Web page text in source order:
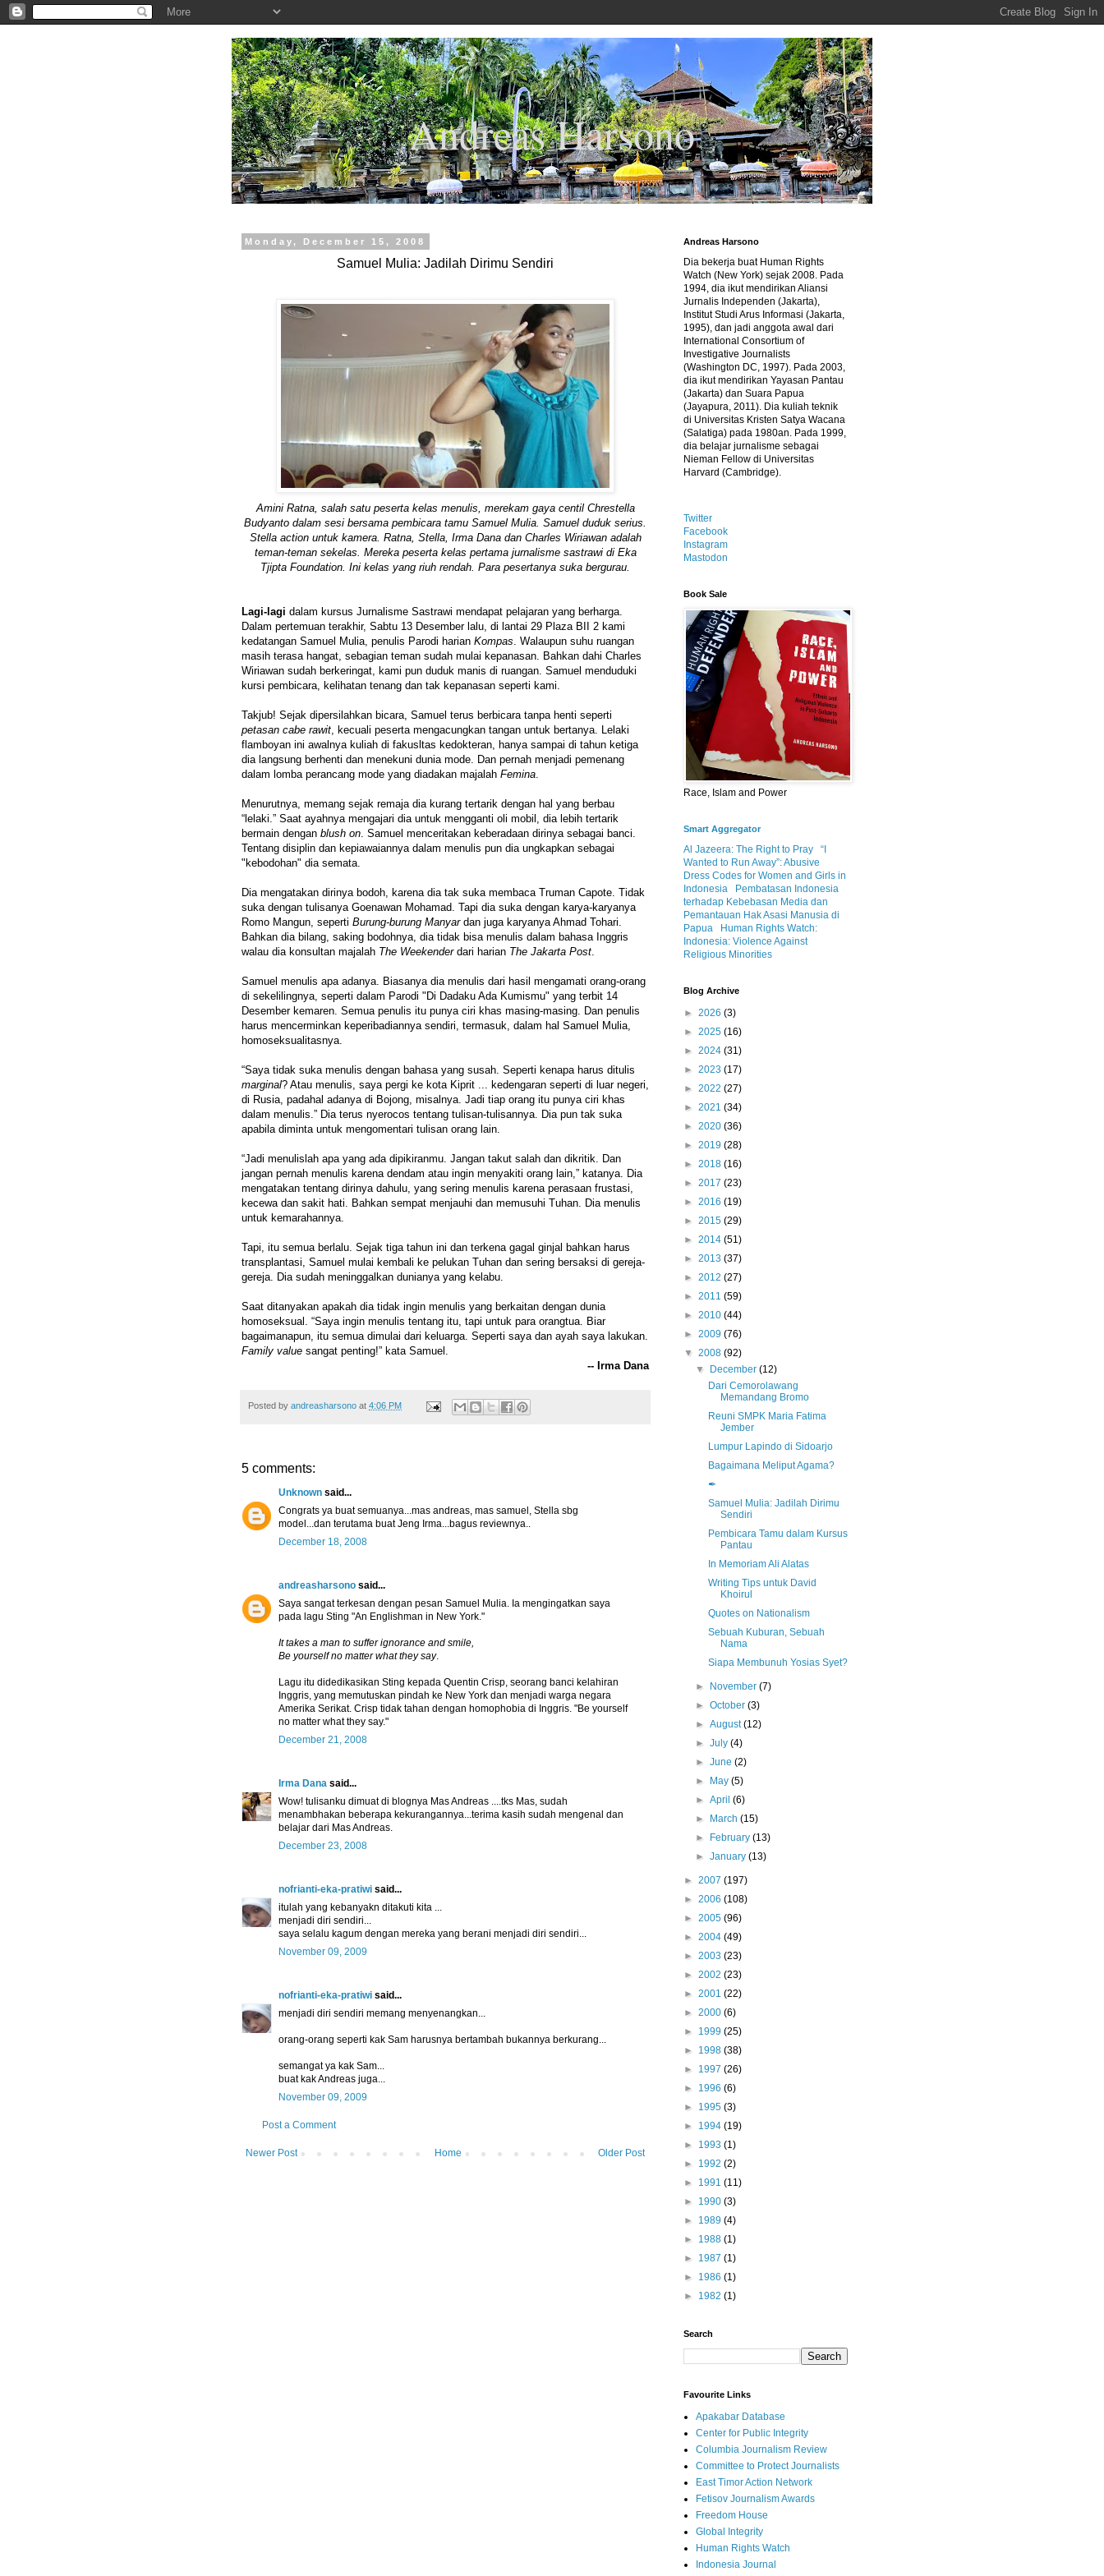
.
Andreas Harsono
Monday, December 15, 2008
Samuel Mulia: Jadilah Dirimu Sendiri
Amini Ratna, salah satu peserta kelas menulis, merekam gaya centil Chrestella
Budyanto dalam sesi bersama pembicara tamu Samuel Mulia. Samuel duduk serius.
Stella action untuk kamera. Ratna, Stella, Irma Dana dan Charles Wiriawan adalah
teman-teman sekelas. Mereka peserta kelas pertama jurnalisme sastrawi di Eka
Tjipta Foundation. Ini kelas yang riuh rendah. Para pesertanya suka bergurau.
Lagi-lagi dalam kursus Jurnalisme Sastrawi mendapat pelajaran yang berharga.
Dalam pertemuan terakhir, Sabtu 13 Desember lalu, di lantai 29 Plaza BII 2 kami
kedatangan Samuel Mulia, penulis Parodi harian Kompas. Walaupun suhu ruangan
masih terasa hangat, sebagian teman sudah mulai kepanasan. Bahkan dahi Charles
Wiriawan sudah berkeringat, kami pun duduk manis di ruangan. Samuel menduduki
kursi pembicara, kelihatan tenang dan tak kepanasan seperti kami.
Takjub! Sejak dipersilahkan bicara, Samuel terus berbicara tanpa henti seperti
petasan cabe rawit, kecuali peserta mengacungkan tangan untuk bertanya. Lelaki
flamboyan ini awalnya kuliah di fakusltas kedokteran, hanya sampai di tahun ketiga
dia langsung berhenti dan menekuni dunia mode. Dan pernah menjadi pemenang
dalam lomba perancang mode yang diadakan majalah Femina.
Menurutnya, memang sejak remaja dia kurang tertarik dengan hal yang berbau
“lelaki.” Saat ayahnya mengajari dia untuk mengganti oli mobil, dia lebih tertarik
bermain dengan blush on. Samuel menceritakan keberadaan dirinya sebagai banci.
Tentang disiplin dan kepiawaiannya dalam menulis pun dia ungkapkan sebagai
"kebodohan" dia semata.
Dia mengatakan dirinya bodoh, karena dia tak suka membaca Truman Capote. Tidak
suka dengan tulisanya Goenawan Mohamad. Tapi dia suka dengan karya-karyanya
Romo Mangun, seperti Burung-burung Manyardan juga karyanya Ahmad Tohari.
Bahkan dia bilang, saking bodohnya, dia tidak bisa menulis dalam bahasa Inggris
walau dia konsultan majalah The Weekenderdari harian The Jakarta Post.
Samuel menulis apa adanya. Biasanya dia menulis dari hasil mengamati orang-orang
di sekelilingnya, seperti dalam Parodi "Di Dadaku Ada Kumismu" yang terbit 14
Desember kemaren. Semua penulis itu punya ciri khas masing-masing. Dan penulis
harus mencerminkan keperibadiannya sendiri, termasuk, dalam hal Samuel Mulia,
homoseksualitasnya.
“Saya tidak suka menulis dengan bahasa yang susah. Seperti kenapa harus ditulis
marginal? Atau menulis, saya pergi ke kota Kiprit ... kedengaran seperti di luar negeri,
di Rusia, padahal adanya di Bojong, misalnya. Jadi tiap orang itu punya ciri khas
dalam menulis.” Dia terus nyerocos tentang tulisan-tulisannya. Dia pun tak suka
apabila diminta untuk mengomentari tulisan orang lain.
“Jadi menulislah apa yang ada dipikiranmu. Jangan takut salah dan dikritik. Dan
jangan pernah menulis karena dendam atau ingin menyakiti orang lain,” katanya. Dia
mengatakan tentang dirinya dahulu, yang sering menulis karena perasaan frustasi,
kecewa dan sakit hati. Bahkan sempat menjauhi dan memusuhi Tuhan. Dia menulis
untuk kemarahannya.
Tapi, itu semua berlalu. Sejak tiga tahun ini dan terkena gagal ginjal bahkan harus
transplantasi, Samuel mulai kembali ke pelukan Tuhan dan sering bersaksi di gereja-
gereja. Dia sudah meninggalkan dunianya yang kelabu.
Saat ditanyakan apakah dia tidak ingin menulis yang berkaitan dengan dunia
homoseksual. “Saya ingin menulis tentang itu, tapi untuk para orangtua. Biar
bagaimanapun, itu semua dimulai dari keluarga. Seperti saya dan ayah saya lakukan.
Family value sangat penting!” kata Samuel.
-- Irma Dana
Posted by andreasharsono at 4:06 PM
5 comments:
Unknown said...
Congrats ya buat semuanya...mas andreas, mas samuel, Stella sbg
model...dan terutama buat Jeng Irma...bagus reviewnya..
December 18, 2008
andreasharsono said...
Saya sangat terkesan dengan pesan Samuel Mulia. Ia mengingatkan saya
pada lagu Sting "An Englishman in New York."
It takes a man to suffer ignorance and smile,
Be yourself no matter what they say.
Lagu itu didedikasikan Sting kepada Quentin Crisp, seorang banci kelahiran
Inggris, yang memutuskan pindah ke New York dan menjadi warga negara
Amerika Serikat. Crisp tidak tahan dengan homophobia di Inggris. "Be yourself
no matter what they say."
December 21, 2008
Irma Dana said...
Wow! tulisanku dimuat di blognya Mas Andreas ....tks Mas, sudah
menambhakan beberapa kekurangannya...terima kasih sudah mengenal dan
belajar dari Mas Andreas.
December 23, 2008
nofrianti-eka-pratiwi said...
itulah yang kebanyakn ditakuti kita ...
menjadi diri sendiri...
saya selalu kagum dengan mereka yang berani menjadi diri sendiri...
November 09, 2009
nofrianti-eka-pratiwi said...
menjadi diri sendiri memang menyenangkan...
orang-orang seperti kak Sam harusnya bertambah bukannya berkurang...
semangat ya kak Sam...
buat kak Andreas juga...
November 09, 2009
Post a Comment
Newer Post Older Post
Home
Andreas Harsono
Dia bekerja buat Human Rights
Watch (New York) sejak 2008. Pada
1994, dia ikut mendirikan Aliansi
Jurnalis Independen (Jakarta),
Institut Studi Arus Informasi (Jakarta,
1995), dan jadi anggota awal dari
International Consortium of
Investigative Journalists
(Washington DC, 1997). Pada 2003,
dia ikut mendirikan Yayasan Pantau
(Jakarta) dan Suara Papua
(Jayapura, 2011). Dia kuliah teknik
di Universitas Kristen Satya Wacana
(Salatiga) pada 1980an. Pada 1999,
dia belajar jurnalisme sebagai
Nieman Fellow di Universitas
Harvard (Cambridge).
Twitter
Facebook
Instagram
Mastodon
Book Sale
Race, Islam and Power
Smart Aggregator
Al Jazeera: The Right to Pray
“I
Wanted to Run Away”: Abusive
Dress Codes for Women and Girls in
Indonesia
Pembatasan Indonesia
terhadap Kebebasan Media dan
Pemantauan Hak Asasi Manusia di
Papua
Human Rights Watch:
Indonesia: Violence Against
Religious Minorities
Blog Archive
► 2026 (3)
► 2025 (16)
► 2024 (31)
► 2023 (17)
► 2022 (27)
► 2021 (34)
► 2020 (36)
► 2019 (28)
► 2018 (16)
► 2017 (23)
► 2016 (19)
► 2015 (29)
► 2014 (51)
► 2013 (37)
► 2012 (27)
► 2011 (59)
► 2010 (44)
► 2009 (76)
▼ 2008 (92)
▼
December(12)
Dari Cemorolawang
Memandang Bromo
Reuni SMPK Maria Fatima
Jember
Lumpur Lapindo di Sidoarjo
Bagaimana Meliput Agama?
✒
Samuel Mulia: Jadilah Dirimu
Sendiri
Pembicara Tamu dalam Kursus
Pantau
In Memoriam Ali Alatas
Writing Tips untuk David
Khoirul
Quotes on Nationalism
Sebuah Kuburan, Sebuah
Nama
Siapa Membunuh Yosias Syet?
► November(7)
►October(3)
►August(12)
►July(4)
►June(2)
►
May(5)
►April(6)
►
March(15)
►
February(13)
►January(13)
► 2007 (197)
► 2006 (108)
► 2005 (96)
► 2004 (49)
► 2003 (23)
► 2002 (23)
► 2001 (22)
► 2000 (6)
► 1999 (25)
► 1998 (38)
► 1997 (26)
► 1996 (6)
► 1995 (3)
► 1994 (19)
► 1993 (1)
► 1992 (2)
► 1991 (11)
► 1990 (3)
► 1989 (4)
► 1988 (1)
► 1987 (1)
► 1986 (1)
► 1982 (1)
Search
Favourite Links
Apakabar Database
Center for Public Integrity
Columbia Journalism Review
Committee to Protect Journalists
East Timor Action Network
Fetisov Journalism Awards
Freedom House
Global Integrity
Human Rights Watch
Indonesia Journal